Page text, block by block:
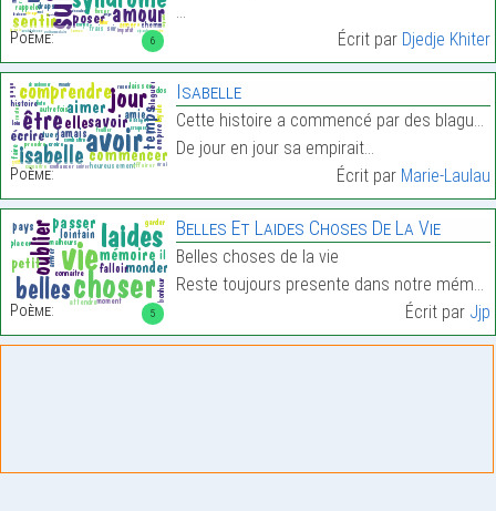
6
Poème:
…
Écrit par Djedje Khiter
Poème:
Isabelle
Cette histoire a commencé par des blagues
De jour en jour sa empirait…
Écrit par Marie-Laulau
5
Poème:
Belles Et Laides Choses De La Vie
Belles choses de la vie
Reste toujours presente dans notre mémoire…
Écrit par Jjp